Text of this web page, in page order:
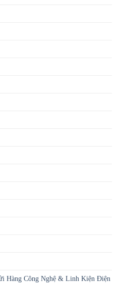
Hàng Công Nghệ & Linh Kiện Điện